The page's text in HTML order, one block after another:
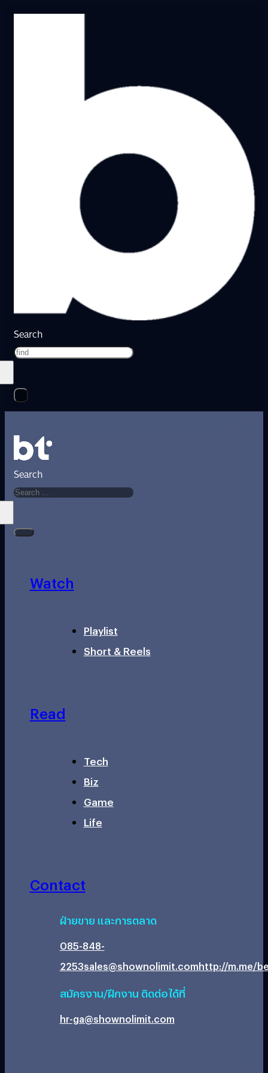
Search
Search
Watch
Playlist
Short & Reels
Read
Tech
Biz
Game
Life
Contact
ฝ่ายขาย และการตลาด
085-848-
2253sales@shownolimit.comhttp://m.me/
สมัครงาน/ฝึกงาน ติดต่อได้ที่
hr-ga@shownolimit.com